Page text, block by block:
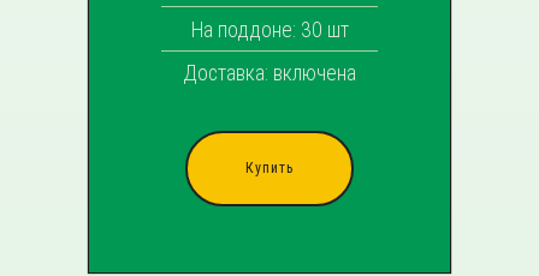
На поддоне: 30 шт
Доставка: включена
Купить